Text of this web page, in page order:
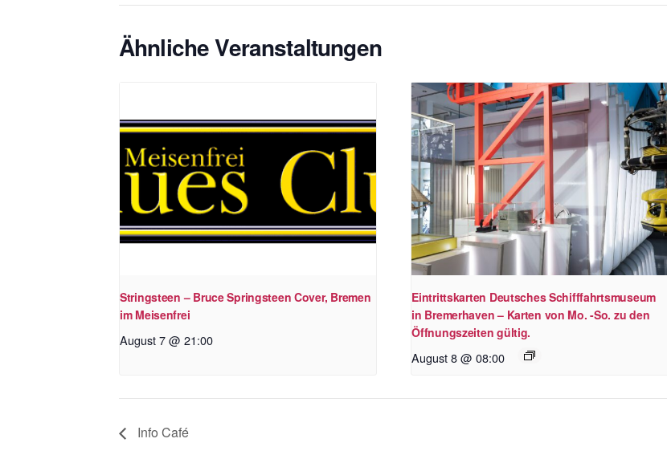
Ähnliche Veranstaltungen
Stringsteen – Bruce Springsteen Cover, Bremen
im Meisenfrei
August 7 @ 21:00
Eintrittskarten Deutsches Schifffahrtsmuseum
in Bremerhaven – Karten von Mo. -So. zu den
Öffnungszeiten gültig.
August 8 @ 08:00
Info Café